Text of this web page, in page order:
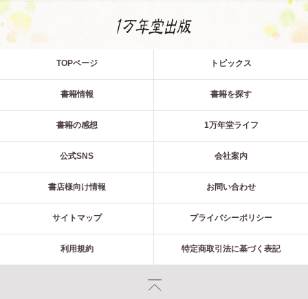
TOPページ トピックス
書籍情報 書籍を探す
書籍の感想 1万年堂ライフ
公式SNS 会社案内
書店様向け情報 お問い合わせ
サイトマップ プライバシーポリシー
利用規約 特定商取引法に基づく表記